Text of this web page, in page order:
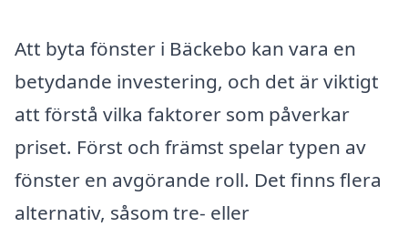
Att byta fönster i Bäckebo kan vara en
betydande investering, och det är viktigt
att förstå vilka faktorer som påverkar
priset. Först och främst spelar typen av
fönster en avgörande roll. Det finns flera
alternativ, såsom tre- eller